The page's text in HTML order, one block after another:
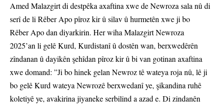
Amed Malazgirt di destpêka axaftina xwe de Newroza sala nû di
serî de li Rêber Apo pîroz kir û silav û hurmetên xwe ji bo
Rêber Apo dan diyarkirin. Her wiha Malazgirt Newroza
2025’an li gelê Kurd, Kurdistanî û dostên wan, berxwedêrên
zîndanan û dayikên şehîdan pîroz kir û bi van gotinan axaftina
xwe domand: ”Ji bo hinek gelan Newroz tê wateya roja nû, lê ji
bo gelê Kurd wateya Newrozê berxwedanî ye, şikandina ruhê
koletiyê ye, avakirina jiyaneke serbilind a azad e. Di zindanên